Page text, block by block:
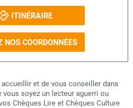
ITINÉRAIRE
NOS COORDONNÉES
accueillir et de vous conseiller dans
vous soyez un lecteur aguerri ou
Chèques Lire et Chèques Culture